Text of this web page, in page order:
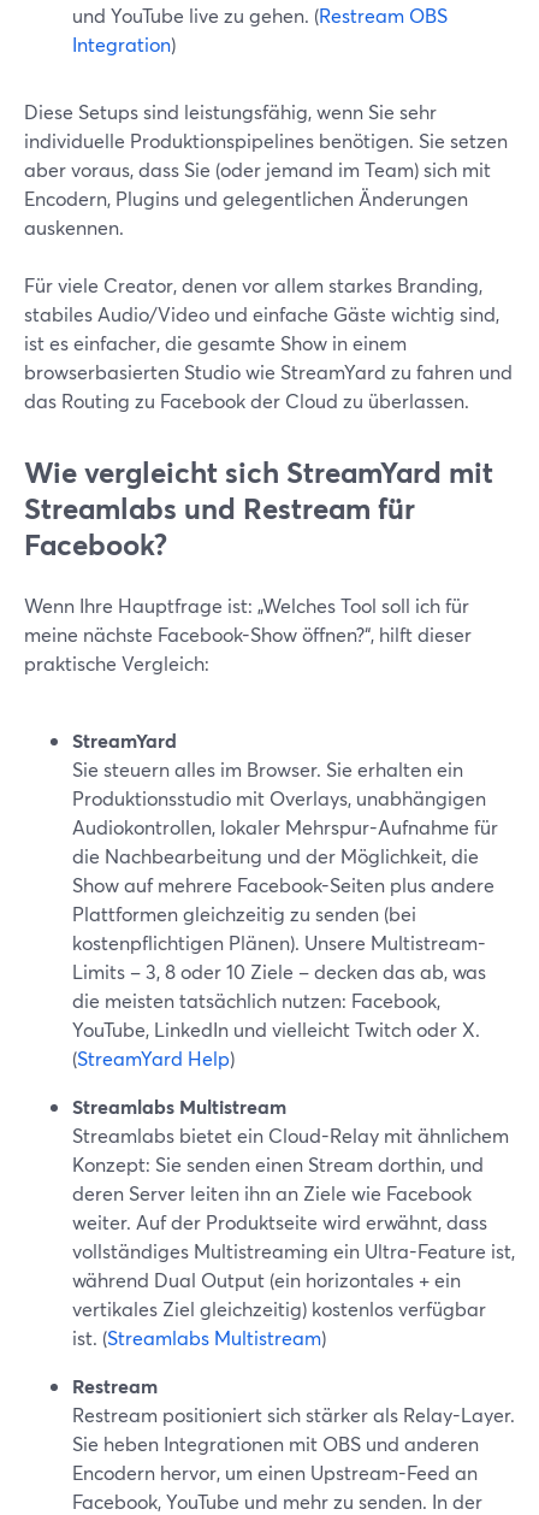
und YouTube live zu gehen. (Restream OBS
Integration)
Diese Setups sind leistungsfähig, wenn Sie sehr
individuelle Produktionspipelines benötigen. Sie setzen
aber voraus, dass Sie (oder jemand im Team) sich mit
Encodern, Plugins und gelegentlichen Änderungen
auskennen.
Für viele Creator, denen vor allem starkes Branding,
stabiles Audio/Video und einfache Gäste wichtig sind,
ist es einfacher, die gesamte Show in einem
browserbasierten Studio wie StreamYard zu fahren und
das Routing zu Facebook der Cloud zu überlassen.
Wie vergleicht sich StreamYard mit
Streamlabs und Restream für
Facebook?
Wenn Ihre Hauptfrage ist: „Welches Tool soll ich für
meine nächste Facebook-Show öffnen?“, hilft dieser
praktische Vergleich:
StreamYard
Sie steuern alles im Browser. Sie erhalten ein
Produktionsstudio mit Overlays, unabhängigen
Audiokontrollen, lokaler Mehrspur-Aufnahme für
die Nachbearbeitung und der Möglichkeit, die
Show auf mehrere Facebook-Seiten plus andere
Plattformen gleichzeitig zu senden (bei
kostenpflichtigen Plänen). Unsere Multistream-
Limits – 3, 8 oder 10 Ziele – decken das ab, was
die meisten tatsächlich nutzen: Facebook,
YouTube, LinkedIn und vielleicht Twitch oder X.
(StreamYard Help)
Streamlabs Multistream
Streamlabs bietet ein Cloud-Relay mit ähnlichem
Konzept: Sie senden einen Stream dorthin, und
deren Server leiten ihn an Ziele wie Facebook
weiter. Auf der Produktseite wird erwähnt, dass
vollständiges Multistreaming ein Ultra-Feature ist,
während Dual Output (ein horizontales + ein
vertikales Ziel gleichzeitig) kostenlos verfügbar
ist. (Streamlabs Multistream)
Restream
Restream positioniert sich stärker als Relay-Layer.
Sie heben Integrationen mit OBS und anderen
Encodern hervor, um einen Upstream-Feed an
Facebook, YouTube und mehr zu senden. In der